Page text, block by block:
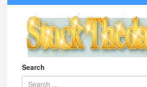
Search